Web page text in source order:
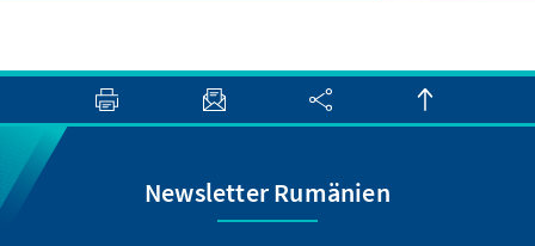
Newsletter Rumänien